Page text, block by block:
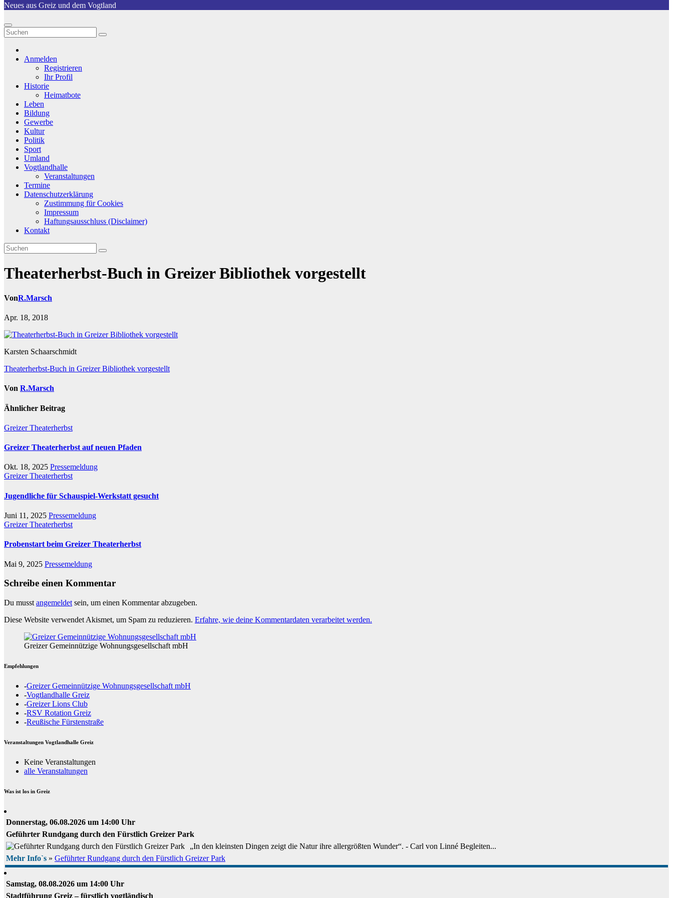
Neues aus Greiz und dem Vogtland
Anmelden
Registrieren
Ihr Profil
Historie
Heimatbote
Leben
Bildung
Gewerbe
Kultur
Politik
Sport
Umland
Vogtlandhalle
Veranstaltungen
Termine
Datenschutzerklärung
Zustimmung für Cookies
Impressum
Haftungsausschluss (Disclaimer)
Kontakt
Theaterherbst-Buch in Greizer Bibliothek vorgestellt
VonR.Marsch
Apr. 18, 2018
Karsten Schaarschmidt
Beitragsnavigation
Theaterherbst-Buch in Greizer Bibliothek vorgestellt
Von R.Marsch
Ähnlicher Beitrag
Greizer Theaterherbst
Greizer Theaterherbst auf neuen Pfaden
Okt. 18, 2025 Pressemeldung
Greizer Theaterherbst
Jugendliche für Schauspiel-Werkstatt gesucht
Juni 11, 2025 Pressemeldung
Greizer Theaterherbst
Probenstart beim Greizer Theaterherbst
Mai 9, 2025 Pressemeldung
Schreibe einen Kommentar
Du musst angemeldet sein, um einen Kommentar abzugeben.
Diese Website verwendet Akismet, um Spam zu reduzieren. Erfahre, wie deine Kommentardaten verarbeitet werden.
Greizer Gemeinnützige Wohnungsgesellschaft mbH
Empfehlungen
-Greizer Gemeinnützige Wohnungsgesellschaft mbH
-Vogtlandhalle Greiz
-Greizer Lions Club
-RSV Rotation Greiz
-Reußische Fürstenstraße
Veranstaltungen Vogtlandhalle Greiz
Keine Veranstaltungen
alle Veranstaltungen
Was ist los in Greiz
Donnerstag, 06.08.2026 um 14:00 Uhr
Geführter Rundgang durch den Fürstlich Greizer Park
„In den kleinsten Dingen zeigt die Natur ihre allergrößten Wunder“. - Carl von Linné Begleiten...
Mehr Info`s » Geführter Rundgang durch den Fürstlich Greizer Park
Samstag, 08.08.2026 um 14:00 Uhr
Stadtführung Greiz – fürstlich vogtländisch